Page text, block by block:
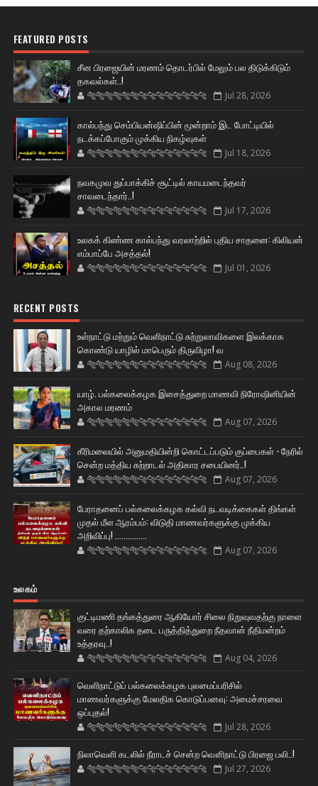
FEATURED POSTS
சீன பிரஜையின் மரணம் தொடர்பில் மேலும் பல திடுக்கிடும்
தகவல்கள்..!
🐅🐅🐅🐅🐅🐅🐆🐆🐆🐆🐆🐆🐆🐆 Jul 28, 2026
கால்பந்து செம்பியன்ஷிப்பின் மூன்றாம் இட போட்டியில்
நடக்கப்போகும் முக்கிய நிகழ்வுகள்
🐅🐅🐅🐅🐅🐅🐆🐆🐆🐆🐆🐆🐆🐆 Jul 18, 2026
நவகமுவ துப்பாக்கிச் சூட்டில் காயமடைந்தவர்
சாவடைந்தார்..!
🐅🐅🐅🐅🐅🐅🐆🐆🐆🐆🐆🐆🐆🐆 Jul 17, 2026
உலகக் கிண்ண கால்பந்து வரலாற்றில் புதிய சாதனை: கிலியன்
எம்பாப்பே அசத்தல்!
🐅🐅🐅🐅🐅🐅🐆🐆🐆🐆🐆🐆🐆🐆 Jul 01, 2026
RECENT POSTS
உள்நாட்டு மற்றும் வெளிநாட்டு சுற்றுலாவிகளை இலக்காக
கொண்டு யாழில் மாபெரும் திருவிழா! வ
🐅🐅🐅🐅🐅🐅🐆🐆🐆🐆🐆🐆🐆🐆 Aug 08, 2026
யாழ். பல்கலைக்கழக இசைத்துறை மாணவி நிரோஷினியின்
அகால மரணம்
🐅🐅🐅🐅🐅🐅🐆🐆🐆🐆🐆🐆🐆🐆 Aug 07, 2026
கீரிமலையில் அனுமதியின்றி கொட்டப்படும் குப்பைகள் - நேரில்
சென்ற மத்திய சுற்றாடல் அதிகார சபையினர்..!
🐅🐅🐅🐅🐅🐅🐆🐆🐆🐆🐆🐆🐆🐆 Aug 07, 2026
பேராதனைப் பல்கலைக்கழக கல்வி நடவடிக்கைகள் திங்கள்
முதல் மீள ஆரம்பம்: விடுதி மாணவர்களுக்கு முக்கிய
அறிவிப்பு! ...............
🐅🐅🐅🐅🐅🐅🐆🐆🐆🐆🐆🐆🐆🐆 Aug 07, 2026
உலகம்
குட்டிமணி தங்கத்துரை ஆகியோர் சிலை நிறுவுவதற்கு நாளை
வரை தற்காலிக தடை பருத்தித்துறை நீதவான் நீதிமன்றம்
உத்தரவு..!
🐅🐅🐅🐅🐅🐅🐆🐆🐆🐆🐆🐆🐆🐆 Aug 04, 2026
வெளிநாட்டுப் பல்கலைக்கழக புலமைப்பரிசில்
மாணவர்களுக்கு மேலதிக கொடுப்பனவு: அமைச்சரவை
ஒப்புதல்!
🐅🐅🐅🐅🐅🐅🐆🐆🐆🐆🐆🐆🐆🐆 Jul 28, 2026
நிலாவெளி கடலில் நீராடச் சென்ற வௌிநாட்டு பிரஜை பலி..!
🐅🐅🐅🐅🐅🐅🐆🐆🐆🐆🐆🐆🐆🐆 Jul 27, 2026